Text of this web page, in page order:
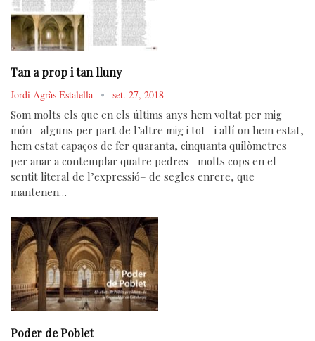
Tan a prop i tan lluny
Jordi Agràs Estalella set. 27, 2018
Som molts els que en els últims anys hem voltat per mig
món –alguns per part de l’altre mig i tot– i allí on hem estat,
hem estat capaços de fer quaranta, cinquanta quilòmetres
per anar a contemplar quatre pedres –molts cops en el
sentit literal de l’expressió– de segles enrere, que
mantenen…
Poder de Poblet